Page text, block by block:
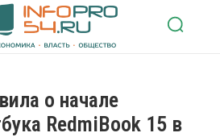
о начале
RedmiBook 15 в